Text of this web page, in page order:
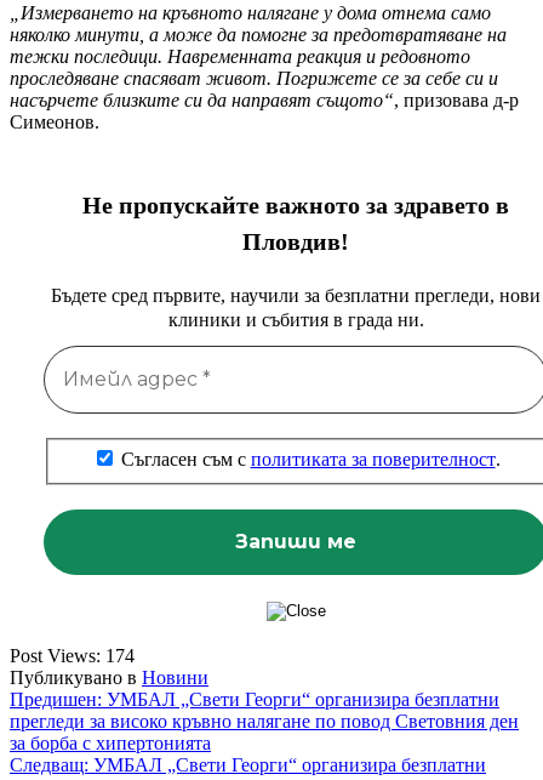
„Измерването на кръвното налягане у дома отнема само
няколко минути, а може да помогне за предотвратяване на
тежки последици. Навременната реакция и редовното
проследяване спасяват живот. Погрижете се за себе си и
насърчете близките си да направят същото“, призовава д-р
Симеонов.
Не пропускайте важното за здравето в
Пловдив!
Бъдете сред първите, научили за безплатни прегледи, нови
клиники и събития в града ни.
Съгласен съм с политиката за поверителност.
Post Views: 174
Публикувано в Новини
Навигация
Предишен: УМБАЛ „Свети Георги“ организира безплатни
прегледи за високо кръвно налягане по повод Световния ден
за борба с хипертонията
Следващ: УМБАЛ „Свети Георги“ организира безплатни